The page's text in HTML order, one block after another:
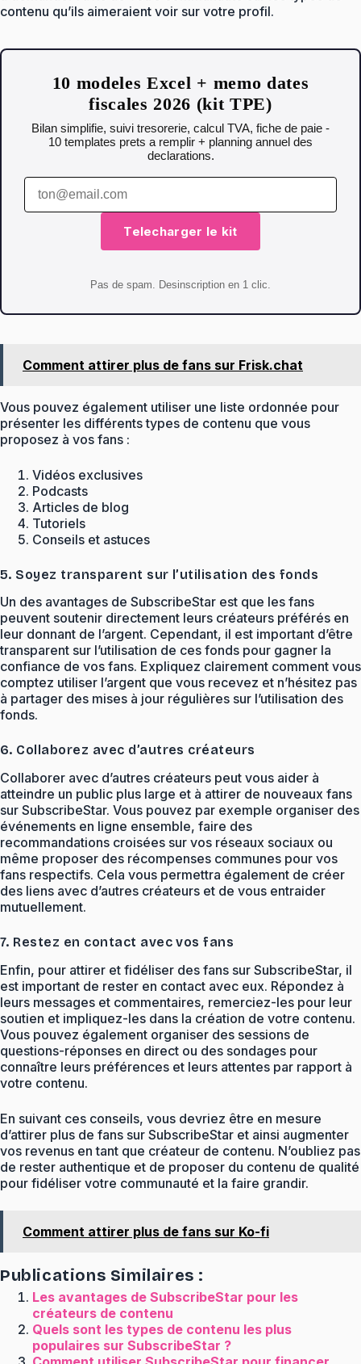
contenu qu’ils aimeraient voir sur votre profil.
10 modeles Excel + memo dates
fiscales 2026 (kit TPE)
Bilan simplifie, suivi tresorerie, calcul TVA, fiche de paie -
10 templates prets a remplir + planning annuel des
declarations.
Telecharger le kit
Pas de spam. Desinscription en 1 clic.
Comment attirer plus de fans sur Frisk.chat
Vous pouvez également utiliser une liste ordonnée pour
présenter les différents types de contenu que vous
proposez à vos fans :
Vidéos exclusives
Podcasts
Articles de blog
Tutoriels
Conseils et astuces
5. Soyez transparent sur l’utilisation des fonds
Un des avantages de SubscribeStar est que les fans
peuvent soutenir directement leurs créateurs préférés en
leur donnant de l’argent. Cependant, il est important d’être
transparent sur l’utilisation de ces fonds pour gagner la
confiance de vos fans. Expliquez clairement comment vous
comptez utiliser l’argent que vous recevez et n’hésitez pas
à partager des mises à jour régulières sur l’utilisation des
fonds.
6. Collaborez avec d’autres créateurs
Collaborer avec d’autres créateurs peut vous aider à
atteindre un public plus large et à attirer de nouveaux fans
sur SubscribeStar. Vous pouvez par exemple organiser des
événements en ligne ensemble, faire des
recommandations croisées sur vos réseaux sociaux ou
même proposer des récompenses communes pour vos
fans respectifs. Cela vous permettra également de créer
des liens avec d’autres créateurs et de vous entraider
mutuellement.
7. Restez en contact avec vos fans
Enfin, pour attirer et fidéliser des fans sur SubscribeStar, il
est important de rester en contact avec eux. Répondez à
leurs messages et commentaires, remerciez-les pour leur
soutien et impliquez-les dans la création de votre contenu.
Vous pouvez également organiser des sessions de
questions-réponses en direct ou des sondages pour
connaître leurs préférences et leurs attentes par rapport à
votre contenu.
En suivant ces conseils, vous devriez être en mesure
d’attirer plus de fans sur SubscribeStar et ainsi augmenter
vos revenus en tant que créateur de contenu. N’oubliez pas
de rester authentique et de proposer du contenu de qualité
pour fidéliser votre communauté et la faire grandir.
Comment attirer plus de fans sur Ko-fi
Publications Similaires :
Les avantages de SubscribeStar pour les
créateurs de contenu
Quels sont les types de contenu les plus
populaires sur SubscribeStar ?